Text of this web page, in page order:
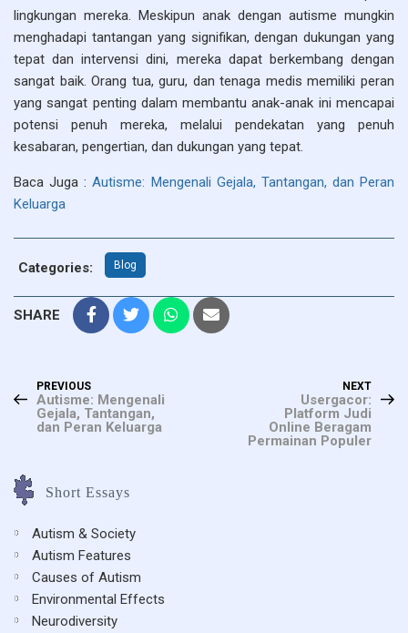
lingkungan mereka. Meskipun anak dengan autisme mungkin
menghadapi tantangan yang signifikan, dengan dukungan yang
tepat dan intervensi dini, mereka dapat berkembang dengan
sangat baik. Orang tua, guru, dan tenaga medis memiliki peran
yang sangat penting dalam membantu anak-anak ini mencapai
potensi penuh mereka, melalui pendekatan yang penuh
kesabaran, pengertian, dan dukungan yang tepat.
Baca Juga :Autisme: Mengenali Gejala, Tantangan, dan Peran
Keluarga
Categories: Blog
SHARE
Post
navigation
Previous
Post
PREVIOUS
Autisme: Mengenali
Gejala, Tantangan,
dan Peran Keluarga
Next
Post
NEXT
Usergacor:
Platform Judi
Online Beragam
Permainan Populer
Short Essays
Autism & Society
Autism Features
Causes of Autism
Environmental Effects
Neurodiversity